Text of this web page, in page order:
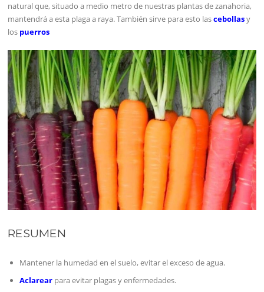
natural que, situado a medio metro de nuestras plantas de zanahoria,
mantendrá a esta plaga a raya. También sirve para esto lascebollasy
los puerros
RESUMEN
Mantener la humedad en el suelo, evitar el exceso de agua.
Aclarear para evitar plagas y enfermedades.